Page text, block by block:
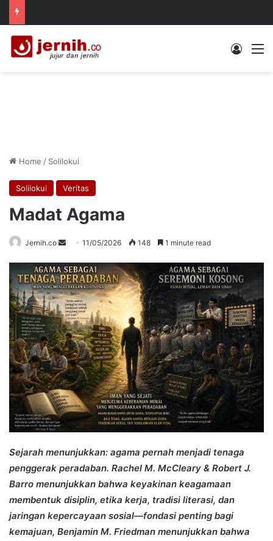
Log In
Home / Solilokui
Solilokui Veritas
Madat Agama
Jernih.co
Send
email
11/05/2026 148 1 minute read
Sejarah menunjukkan: agama pernah menjadi tenaga
penggerak peradaban. Rachel M. McCleary & Robert J.
Barro menunjukkan bahwa keyakinan keagamaan
membentuk disiplin, etika kerja, tradisi literasi, dan
jaringan kepercayaan sosial—fondasi penting bagi
kemajuan, Benjamin M. Friedman menunjukkan bahwa